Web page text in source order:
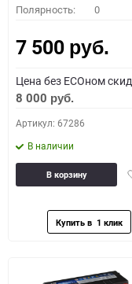
Полярность: 0
7 500 руб.
Цена без ECOном
8 000 руб.
Артикул: 67286
В наличии
В корзину